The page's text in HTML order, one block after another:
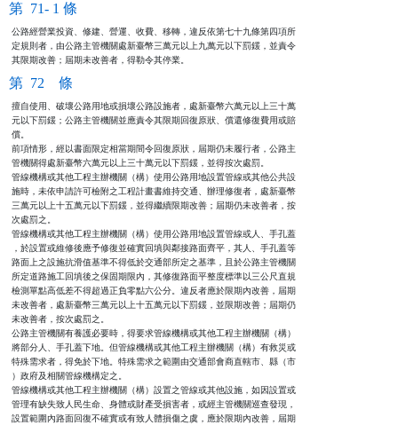
第 71- 1 條
公路經營業投資、修建、營運、收費、移轉，違反依第七十九條第四項所
定規則者，由公路主管機關處新臺幣三萬元以上九萬元以下罰鍰，並責令
其限期改善；屆期未改善者，得勒令其停業。
第 72 條
擅自使用、破壞公路用地或損壞公路設施者，處新臺幣六萬元以上三十萬
元以下罰鍰；公路主管機關並應責令其限期回復原狀、償還修復費用或賠
償。
前項情形，經以書面限定相當期間令回復原狀，屆期仍未履行者，公路主
管機關得處新臺幣六萬元以上三十萬元以下罰鍰，並得按次處罰。
管線機構或其他工程主辦機關（構）使用公路用地設置管線或其他公共設
施時，未依申請許可檢附之工程計畫書維持交通、辦理修復者，處新臺幣
三萬元以上十五萬元以下罰鍰，並得繼續限期改善；屆期仍未改善者，按
次處罰之。
管線機構或其他工程主辦機關（構）使用公路用地設置管線或人、手孔蓋
，於設置或維修後應予修復並確實回填與鄰接路面齊平，其人、手孔蓋等
路面上之設施抗滑值基準不得低於交通部所定之基準，且於公路主管機關
所定道路施工回填後之保固期限內，其修復路面平整度標準以三公尺直規
檢測單點高低差不得超過正負零點六公分。違反者應於限期內改善，屆期
未改善者，處新臺幣三萬元以上十五萬元以下罰鍰，並限期改善；屆期仍
未改善者，按次處罰之。
公路主管機關有養護必要時，得要求管線機構或其他工程主辦機關（構）
將部分人、手孔蓋下地。但管線機構或其他工程主辦機關（構）有救災或
特殊需求者，得免於下地。特殊需求之範圍由交通部會商直轄市、縣（市
）政府及相關管線機構定之。
管線機構或其他工程主辦機關（構）設置之管線或其他設施，如因設置或
管理有缺失致人民生命、身體或財產受損害者，或經主管機關巡查發現，
設置範圍內路面回復不確實或有致人體損傷之虞，應於限期內改善，屆期